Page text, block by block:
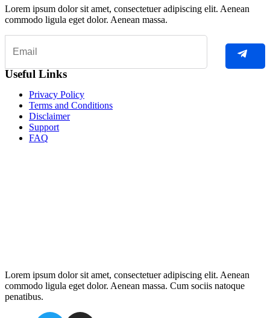
Lorem ipsum dolor sit amet, consectetuer adipiscing elit. Aenean
commodo ligula eget dolor. Aenean massa.
Useful Links
Privacy Policy
Terms and Conditions
Disclaimer
Support
FAQ
Lorem ipsum dolor sit amet, consectetuer adipiscing elit. Aenean
commodo ligula eget dolor. Aenean massa. Cum sociis natoque
penatibus.